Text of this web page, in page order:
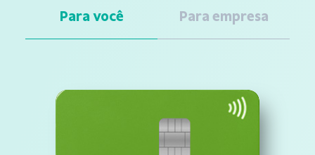
Para você Para empresa